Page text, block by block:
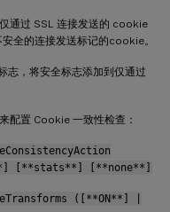
通过 SSL 连接发送的 cookie
全的连接发送标记的cookie。
，将安全标志添加到仅通过
配置 Cookie 一致性检查：
[**stats**] [**none**]
([**ON**] |